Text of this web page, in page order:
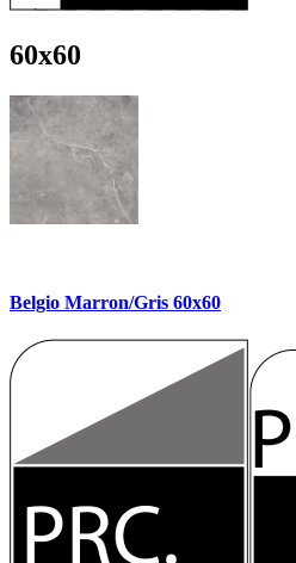
60x60
Belgio Marron/Gris 60x60